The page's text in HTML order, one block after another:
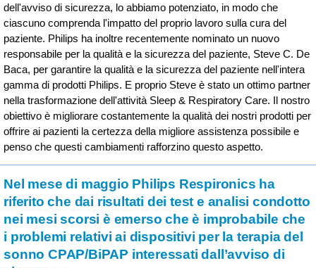
dell'avviso di sicurezza, lo abbiamo potenziato, in modo che
ciascuno comprenda l'impatto del proprio lavoro sulla cura del
paziente. Philips ha inoltre recentemente nominato un nuovo
responsabile per la qualità e la sicurezza del paziente, Steve C. De
Baca, per garantire la qualità e la sicurezza del paziente nell'intera
gamma di prodotti Philips. E proprio Steve è stato un ottimo partner
nella trasformazione dell'attività Sleep & Respiratory Care. Il nostro
obiettivo è migliorare costantemente la qualità dei nostri prodotti per
offrire ai pazienti la certezza della migliore assistenza possibile e
penso che questi cambiamenti rafforzino questo aspetto.
Nel mese di maggio Philips Respironics ha
riferito che dai risultati dei test e analisi condotto
nei mesi scorsi è emerso che è improbabile che
i problemi relativi ai dispositivi per la terapia del
sonno CPAP/BiPAP interessati dall’avviso di